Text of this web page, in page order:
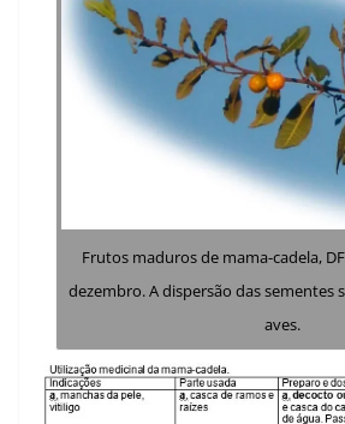
Frutos maduros de mama-cadela,
dezembro. A dispersão das sementes
aves.